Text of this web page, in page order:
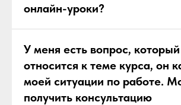
онлайн-уроки?
У меня есть вопрос,
относится к теме курса, он
моей ситуации по работе.
получить консультацию